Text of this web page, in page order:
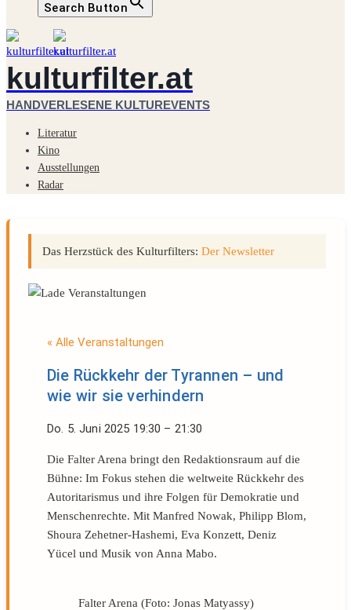
Search Button
kulturfilter.at
HANDVERLESENE KULTUREVENTS
Literatur
Kino
Ausstellungen
Radar
Das Herzstück des Kulturfilters: Der Newsletter
« Alle Veranstaltungen
Die Rückkehr der Tyrannen – und
wie wir sie verhindern
Do. 5. Juni 2025 19:30 – 21:30
Die Falter Arena bringt den Redaktionsraum auf die
Bühne: Im Fokus stehen die weltweite Rückkehr des
Autoritarismus und ihre Folgen für Demokratie und
Menschenrechte. Mit Manfred Nowak, Philipp Blom,
Shoura Zehetner-Hashemi, Eva Konzett, Deniz
Yücel und Musik von Anna Mabo.
Falter Arena (Foto: Jonas Matyassy)